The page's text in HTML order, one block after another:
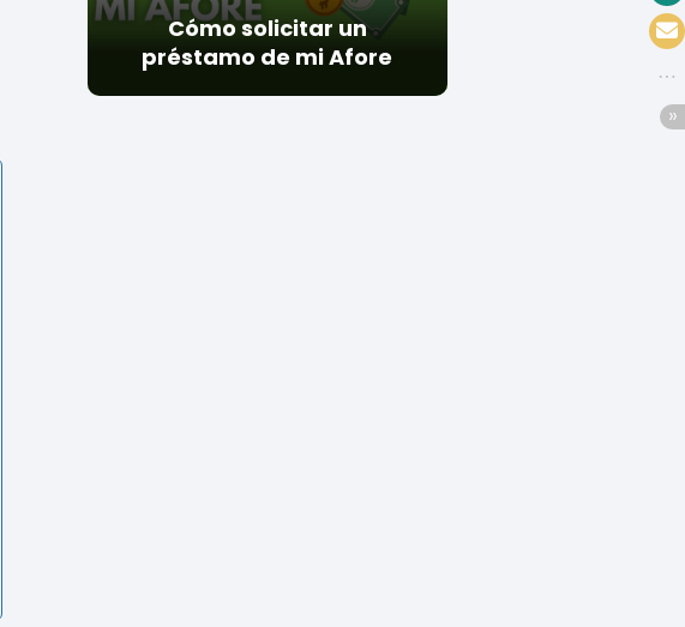
Cómo solicitar un
préstamo de mi Afore